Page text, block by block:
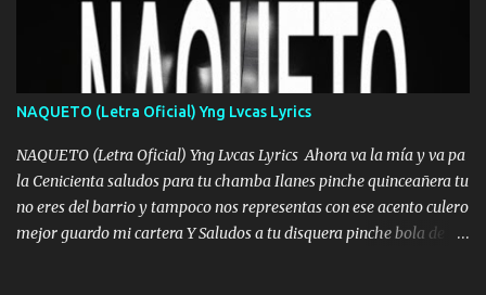
Uno pues Hallamos Modos , Si me caigo me Levanto, Aprendo Del
Error Y me sacudo El Lodo ❌ www.elnorteduro.com ❌ El Dinero
No me falta Pero Tampoco me Estorba , Por Eso Manejo Todo
Bien Regido Por mis Normas . Aquí no Se Sufre de Ego vengo Desde
Abajo y me costó subir Fue Con Trabajo Y Esfuerzo, Nada es
Regalado Me Super Invertir A Mí lado Una Princesa que A pesar de
Todo Siempre a estado ahí . Hecho pa...
NAQUETO (Letra Oficial) Yng Lvcas Lyrics
NAQUETO (Letra Oficial) Yng Lvcas Lyrics Ahora va la mía y va pa
la Cenicienta saludos para tu chamba Ilanes pinche quinceañera tu
no eres del barrio y tampoco nos representas con ese acento culero
mejor guardo mi cartera Y Saludos a tu disquera pinche bola de